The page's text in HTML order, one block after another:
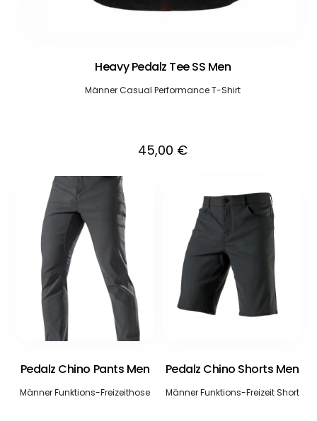
Heavy Pedalz Tee SS Men
Männer Casual Performance T-Shirt
45,00 €
Pedalz Chino Pants Men
Männer Funktions-Freizeithose
Pedalz Chino Shorts Men
Männer Funktions-Freizeit Short